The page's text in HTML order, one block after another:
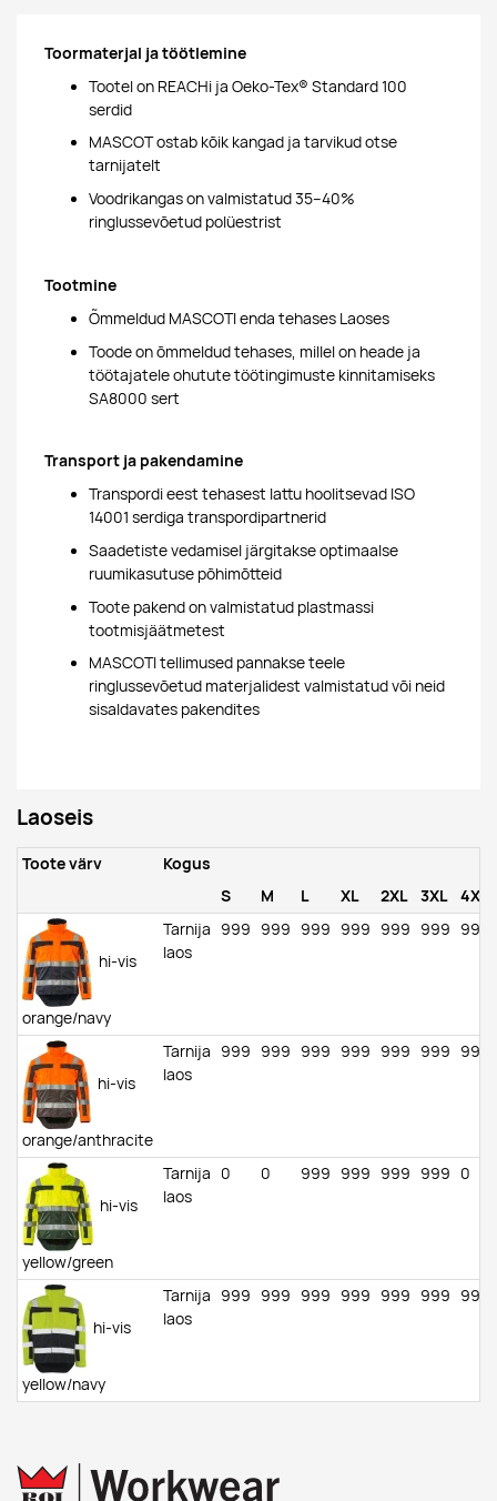
Toormaterjal ja töötlemine
Tootel on REACHi ja Oeko-Tex® Standard 100
serdid
MASCOT ostab kõik kangad ja tarvikud otse
tarnijatelt
Voodrikangas on valmistatud 35–40%
ringlussevõetud polüestrist
Tootmine
Õmmeldud MASCOTI enda tehases Laoses
Toode on õmmeldud tehases, millel on heade ja
töötajatele ohutute töötingimuste kinnitamiseks
SA8000 sert
Transport ja pakendamine
Transpordi eest tehasest lattu hoolitsevad ISO
14001 serdiga transpordipartnerid
Saadetiste vedamisel järgitakse optimaalse
ruumikasutuse põhimõtteid
Toote pakend on valmistatud plastmassi
tootmisjäätmetest
MASCOTI tellimused pannakse teele
ringlussevõetud materjalidest valmistatud või neid
sisaldavates pakendites
Laoseis
Toote värv
Kogus
S
M L XL 2XL 3XL 4XL
hi-vis
orange/navy
Tarnija
laos
999 999 999 999 999 999 999
hi-vis
orange/anthracite
Tarnija
laos
999 999 999 999 999 999 999
hi-vis
yellow/green
Tarnija
laos
0 0 999 999 999 999 0
hi-vis
yellow/navy
Tarnija
laos
999 999 999 999 999 999 999